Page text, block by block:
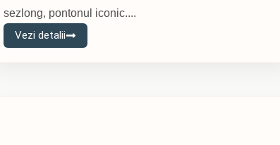
sezlong, pontonul iconic....
Vezi detalii